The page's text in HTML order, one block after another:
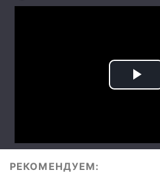
РЕКОМЕНДУЕМ: